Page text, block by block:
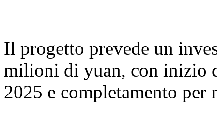
Il progetto prevede un
milioni di yuan, con inizio
2025 e completamento per